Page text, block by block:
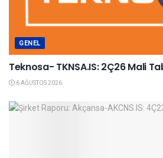
GENEL
Teknosa- TKNSA.IS: 2Ç26 Mali
6 AĞUSTOS 2026